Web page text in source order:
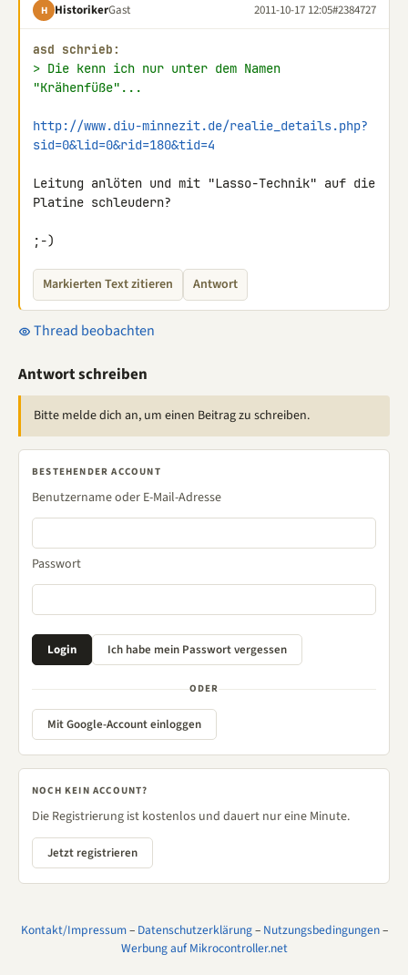
H HistorikerGast 2011-10-17 12:05#2384727
asd schrieb:
> Die kenn ich nur unter dem Namen
"Krähenfüße"...
http://www.diu-minnezit.de/realie_details.php?
sid=0&lid=0&rid=180&tid=4
Leitung anlöten und mit "Lasso-Technik" auf die
Platine schleudern?
;-)
Markierten Text zitieren Antwort
Thread beobachten
Antwort schreiben
Bitte melde dich an, um einen Beitrag zu schreiben.
BESTEHENDER ACCOUNT
Benutzername oder E-Mail-Adresse
Passwort
ODER
Mit Google-Account einloggen
NOCH KEIN ACCOUNT?
Die Registrierung ist kostenlos und dauert nur eine Minute.
Jetzt registrieren
Kontakt/Impressum– Datenschutzerklärung– Nutzungsbedingungen–
Werbung auf Mikrocontroller.net